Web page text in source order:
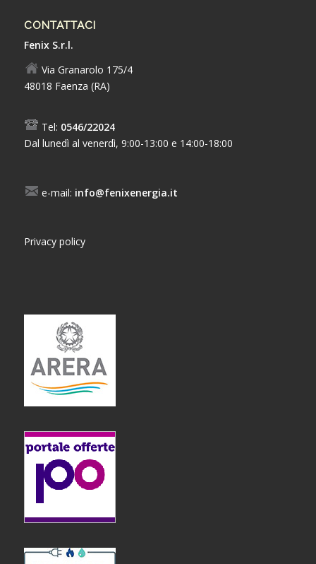
CONTATTACI
Fenix S.r.l.
Via Granarolo 175/4
48018 Faenza (RA)
Tel: 0546/22024
Dal lunedì al venerdì, 9:00-13:00 e 14:00-18:00
e-mail: info@fenixenergia.it
Privacy policy